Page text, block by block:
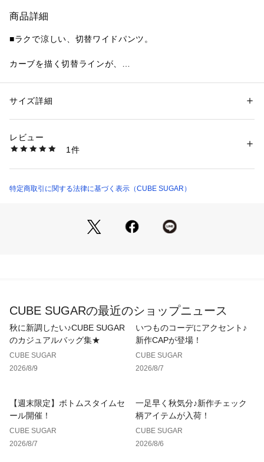
商品詳細
■ラクで涼しい、切替ワイドパンツ。
カーブを描く切替ラインが、
ゆるっとラクに穿けるのに、
少し短めの丈感だから、
暑い日もさらっと穿けて、
この夏、つい頼ってしまいそうな一本です。
性別：レディース
素材：ポリエステル100%
洗濯：洗濯機洗い可|家庭洗濯|ドライクリーニング |石油系ドライクリーニ
ング|ウェットクリーニング
商品番号：2950000006493 （モール）
サイズ詳細
レビュー
1件
特定商取引に関する法律に基づく表示（CUBE SUGAR）
CUBE SUGARの最近のショップニュース
秋に新調したい♪CUBE SUGAR
のカジュアルバッグ集★
CUBE SUGAR
2026/8/9
いつものコーデにアクセント♪
新作CAPが登場！
CUBE SUGAR
2026/8/7
【週末限定】ボトムスタイムセ
ール開催！
CUBE SUGAR
2026/8/7
一足早く秋気分♪新作チェック
柄アイテムが入荷！
CUBE SUGAR
2026/8/6